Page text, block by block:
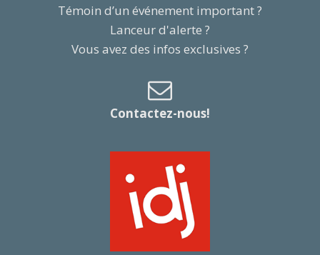
Témoin d’un événement important ?
Lanceur d'alerte ?
Vous avez des infos exclusives ?
Contactez-nous!